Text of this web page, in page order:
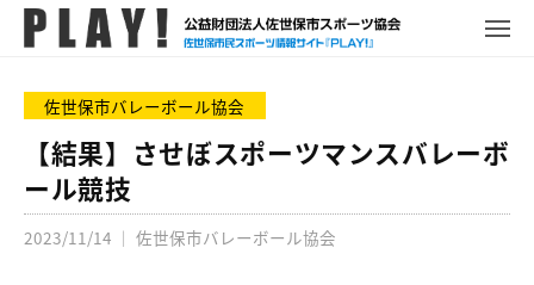
L
A
!
世
ス
ポ
ー
メ
佐世保市バレーボール協会
【結果】させぼスポーツマンスバレーボ
ール競技
2023/11/14 ｜ 佐世保市バレーボール協会
P
L
Y
!
ュ
ー